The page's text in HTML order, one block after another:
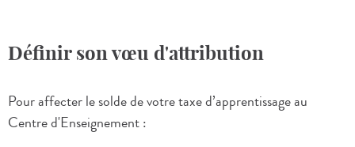
Définir son vœu d'attribution
Pour affecter le solde de votre taxe d’apprentissage au
Centre d'Enseignement :